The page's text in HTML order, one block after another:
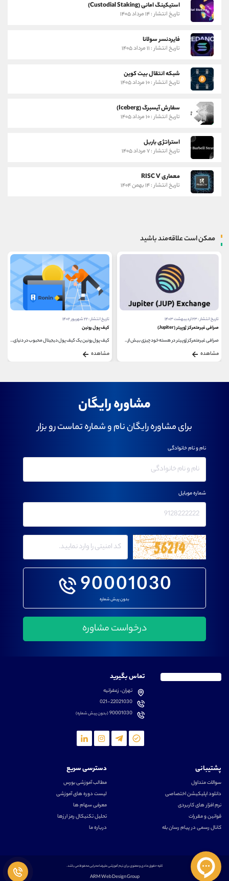
استیکینگ امانی (Custodial Staking)
تاریخ انتشار : ۱۴ مرداد ۱۴۰۵
فایردنسر سولانا
تاریخ انتشار : ۱۱ مرداد ۱۴۰۵
شبکه انتقال بیت کوین
تاریخ انتشار : ۱۰ مرداد ۱۴۰۵
سفارش آیسبرگ (Iceberg)
تاریخ انتشار : ۱۰ مرداد ۱۴۰۵
استراتژی باربل
تاریخ انتشار : ۷ مرداد ۱۴۰۵
معماری RISC V
تاریخ انتشار : ۱۴ بهمن ۱۴۰۴
ممکن است علاقه‌مند باشید
تاریخ انتشار : ۲۳ اردیبهشت ۱۴۰۳
صرافی غیرمتمرکز ژوپیتر (Jupiter)
صرافی غیرمتمرکز ژوپیتر در هسته خود چیزی بیش از...
مشاهده
تاریخ انتشار : ۲۲ شهریور ۱۴۰۲
کیف پول رونین
کیف پول رونین یک کیف پول دیجیتال محبوب در دنیای...
مشاهده
مشاوره رایگان
برای مشاوره رایگان نام و شماره تماست رو بزار
90001030
بدون پیش شماره
نام و نام خانوادگی
شماره موبایل
تماس بگیرید
تهران، زعفرانیه
021-22021030
90001030(بدون پیش شماره)
پشتیبانی
سوالات متداول
دانلود اپلیکیشن اختصاصی
نرم افزار های کاربردی
قوانین و مقررات
کانال رسمی در پیام رسان بله
دسترسی سریع
مطالب آموزشی بورس
لیست دوره های آموزشی
معرفی سهام ها
تحلیل تکنیکال رمز ارزها
درباره ما
کلیه حقوق مادی و معنوی برای تیم آموزشی علیرضا محرابی محفوظ می باشد.
ARM Web Design Group